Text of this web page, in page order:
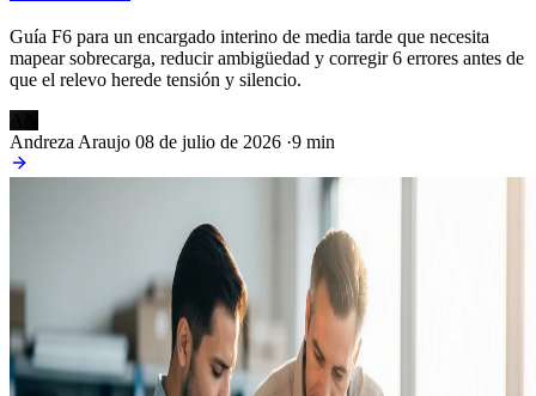
Guía F6 para un encargado interino de media tarde que necesita
mapear sobrecarga, reducir ambigüedad y corregir 6 errores antes de
que el relevo herede tensión y silencio.
Andreza Araujo 08 de julio de 2026 ·9 min